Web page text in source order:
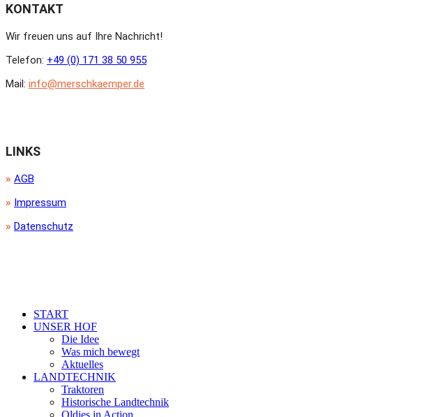
KONTAKT
Wir freuen uns auf Ihre Nachricht!
Telefon: +49 (0) 171 38 50 955
Mail: info@merschkaemper.de
LINKS
» AGB
» Impressum
» Datenschutz
START
UNSER HOF
Die Idee
Was mich bewegt
Aktuelles
LANDTECHNIK
Traktoren
Historische Landtechnik
Oldies in Action